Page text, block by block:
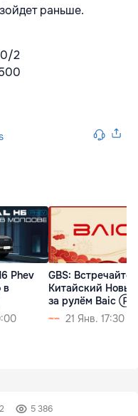
раньше.
2
Phev
в
GBS: Встречайте
Китайский Новый
за рулём Baic Ⓟ
21 Янв. 17:30
5 386